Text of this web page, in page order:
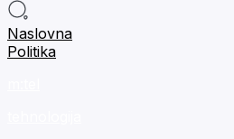
Naslovna
Politika